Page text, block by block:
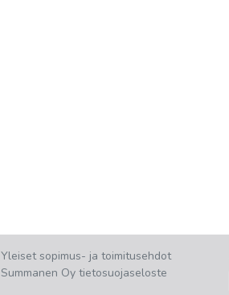
Yleiset sopimus- ja toimitusehdot
Summanen Oy tietosuojaseloste